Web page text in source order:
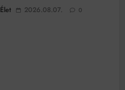
2026.08.07. 0